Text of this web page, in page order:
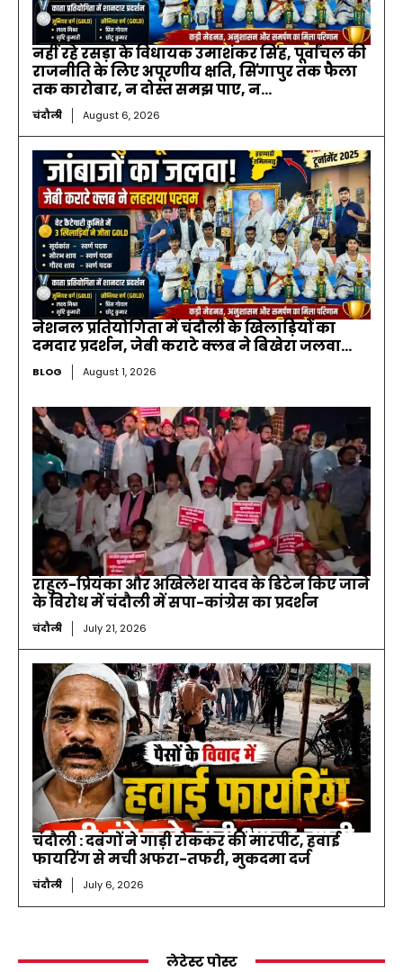
नहीं रहे रसड़ा के विधायक उमाशंकर सिंह, पूर्वांचल की
राजनीति के लिए अपूरणीय क्षति, सिंगापुर तक फैला
तक कारोबार, न दोस्त समझ पाए, न...
चंदौली August 6, 2026
नेशनल प्रतियोगिता में चंदौली के खिलाड़ियों का
दमदार प्रदर्शन, जेबी कराटे क्लब ने बिखेरा जलवा…
BLOG August 1, 2026
राहुल-प्रियंका और अखिलेश यादव के डिटेन किए जाने
के विरोध में चंदौली में सपा-कांग्रेस का प्रदर्शन
चंदौली July 21, 2026
चंदौली : दबंगों ने गाड़ी रोककर की मारपीट, हवाई
फायरिंग से मची अफरा-तफरी, मुकदमा दर्ज
चंदौली July 6, 2026
लेटेस्ट पोस्ट